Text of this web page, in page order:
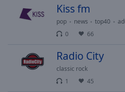
window.
Kiss fm
pop news top40
0
66
Radio City
classic rock
1
45